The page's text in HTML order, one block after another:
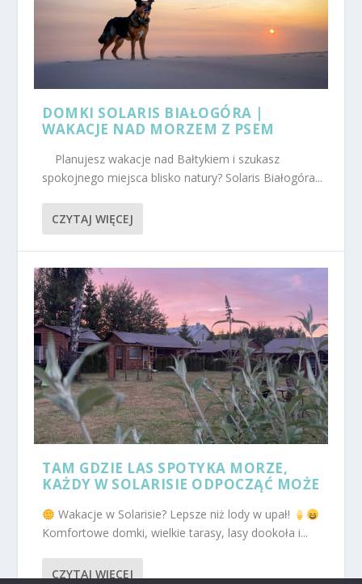
DOMKI SOLARIS BIAŁOGÓRA |
WAKACJE NAD MORZEM Z PSEM
Planujesz wakacje nad Bałtykiem i szukasz
spokojnego miejsca blisko natury? Solaris Białogóra...
CZYTAJ WIĘCEJ
TAM GDZIE LAS SPOTYKA MORZE,
KAŻDY W SOLARISIE ODPOCZĄĆ MOŻE
Wakacje w Solarisie? Lepsze niż lody w upał!
Komfortowe domki, wielkie tarasy, lasy dookoła i...
CZYTAJ WIĘCEJ